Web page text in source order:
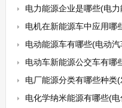
电力能源企业是哪些(电
电机在新能源车中应用哪些(电
电动能源车有哪些(电动
电动车新能源公交车有哪
电厂能源分类有哪些种类
电化学纳米能源有哪些(